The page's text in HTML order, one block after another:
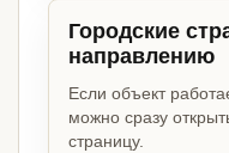
Городские
направлению
Если объект
можно сразу
страницу.